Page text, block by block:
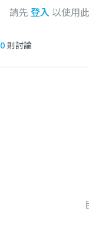
請先 登入 以使用
0 則討論